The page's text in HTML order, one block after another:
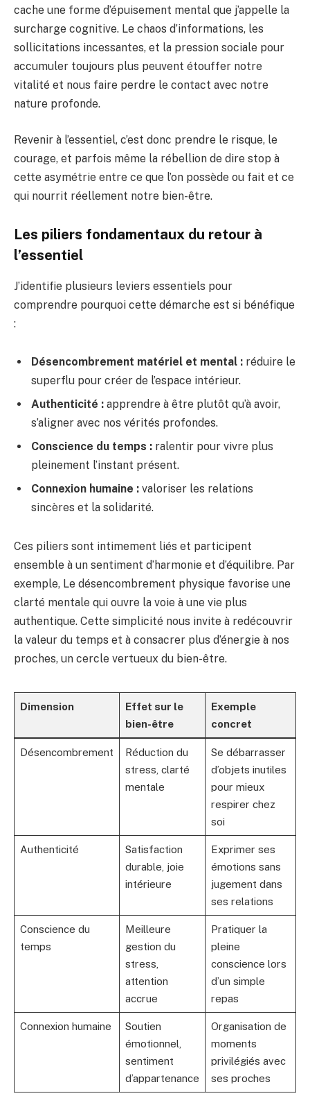
cache une forme d’épuisement mental que j’appelle la
surcharge cognitive. Le chaos d’informations, les
sollicitations incessantes, et la pression sociale pour
accumuler toujours plus peuvent étouffer notre
vitalité et nous faire perdre le contact avec notre
nature profonde.
Revenir à l’essentiel, c’est donc prendre le risque, le
courage, et parfois même la rébellion de dire stop à
cette asymétrie entre ce que l’on possède ou fait et ce
qui nourrit réellement notre bien-être.
Les piliers fondamentaux du retour à
l’essentiel
J’identifie plusieurs leviers essentiels pour
comprendre pourquoi cette démarche est si bénéfique
:
Désencombrement matériel et mental : réduire le
superflu pour créer de l’espace intérieur.
Authenticité : apprendre à être plutôt qu’à avoir,
s’aligner avec nos vérités profondes.
Conscience du temps : ralentir pour vivre plus
pleinement l’instant présent.
Connexion humaine : valoriser les relations
sincères et la solidarité.
Ces piliers sont intimement liés et participent
ensemble à un sentiment d’harmonie et d’équilibre. Par
exemple, Le désencombrement physique favorise une
clarté mentale qui ouvre la voie à une vie plus
authentique. Cette simplicité nous invite à redécouvrir
la valeur du temps et à consacrer plus d’énergie à nos
proches, un cercle vertueux du bien-être.
Dimension
Effet sur le
bien-être
Exemple
concret
Désencombrement
Réduction du
stress, clarté
mentale
Se débarrasser
d’objets inutiles
pour mieux
respirer chez
soi
Authenticité
Satisfaction
durable, joie
intérieure
Exprimer ses
émotions sans
jugement dans
ses relations
Conscience du
temps
Meilleure
gestion du
stress,
attention
accrue
Pratiquer la
pleine
conscience lors
d’un simple
repas
Connexion humaine
Soutien
émotionnel,
sentiment
d’appartenance
Organisation de
moments
privilégiés avec
ses proches